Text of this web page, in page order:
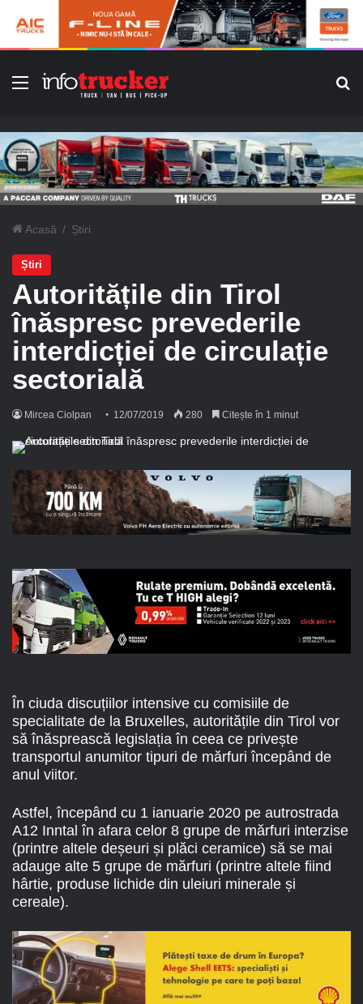
Meniu
Acasă / Știri
Știri
Autoritățile din Tirol
înăspresc prevederile
interdicției de circulație
sectorială
Mircea Ciolpan 12/07/2019 280 Citește în 1 minut
În ciuda discuțiilor intensive cu comisiile de
specialitate de la Bruxelles, autoritățile din Tirol vor
să înăsprească legislația în ceea ce privește
transportul anumitor tipuri de mărfuri începând de
anul viitor.
Astfel, începând cu 1 ianuarie 2020 pe autrostrada
A12 Inntal în afara celor 8 grupe de mărfuri interzise
(printre altele deșeuri și plăci ceramice) să se mai
adauge alte 5 grupe de mărfuri (printre altele fiind
hârtie, produse lichide din uleiuri minerale și
cereale).